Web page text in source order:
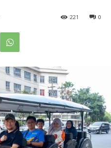
0
221